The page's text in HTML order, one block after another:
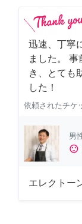
迅速、丁寧
ました。
き、とても
した！
依頼されたチケ
男
sentiment_satisfied
エレクトー